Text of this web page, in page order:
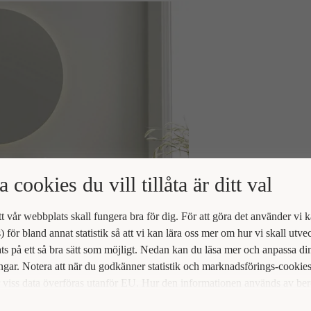
cookies du vill tillåta är ditt val
vår webbplats skall fungera bra för dig. För att göra det använder vi
för bland annat statistik så att vi kan lära oss mer om hur vi skall
på ett så bra sätt som möjligt. Nedan kan du läsa mer och anpassa
Notera att när du godkänner statistik och marknadsförings-cookies
data överföras utanför EU. Hur den informationen används av